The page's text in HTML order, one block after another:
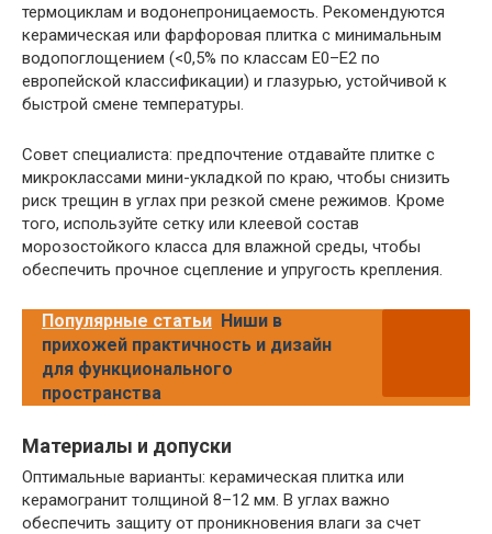
термоциклам и водонепроницаемость. Рекомендуются
керамическая или фарфоровая плитка с минимальным
водопоглощением (<0,5% по классам Е0–Е2 по
европейской классификации) и глазурью, устойчивой к
быстрой смене температуры.
Совет специалиста: предпочтение отдавайте плитке с
микроклассами мини-укладкой по краю, чтобы снизить
риск трещин в углах при резкой смене режимов. Кроме
того, используйте сетку или клеевой состав
морозостойкого класса для влажной среды, чтобы
обеспечить прочное сцепление и упругость крепления.
Популярные статьи Ниши в
прихожей практичность и дизайн
для функционального
пространства
Материалы и допуски
Оптимальные варианты: керамическая плитка или
керамогранит толщиной 8–12 мм. В углах важно
обеспечить защиту от проникновения влаги за счет